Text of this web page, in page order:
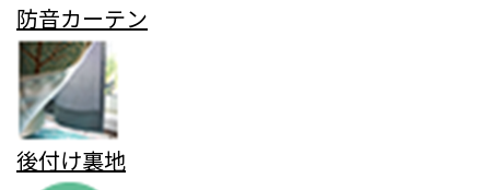
防音カーテン
後付け裏地